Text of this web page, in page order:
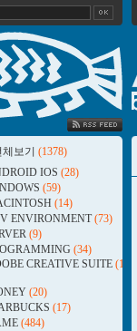
SS FEED
보기 (1378)
IOS (28)
(59)
(14)
ENVIRONMENT(73)
(9)
(34)
CREATIVE SUITE(1
(20)
(17)
(484)